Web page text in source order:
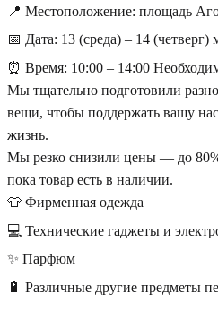
📍 Местоположение: площадь
📅 Дата: 13 (среда) – 14 (четверг)
⏰ Время: 10:00 – 14:00
Мы тщательно подготовили
вещи, чтобы поддержать вашу
жизнь.
Мы резко снизили цены — до
пока товар есть в наличии.
👕 Фирменная одежда
💻 Технические гаджеты и
✨ Парфюм
🔋 Различные другие предметы